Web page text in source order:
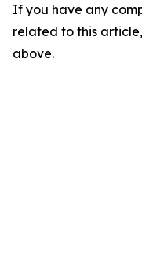
If you have any
related to this
above.